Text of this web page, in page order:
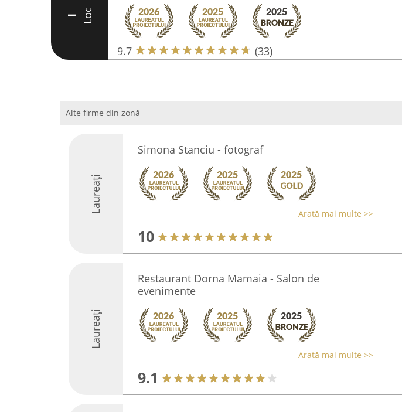
I Loc
9.7 (33)
Alte firme din zonă
Laureați
Simona Stanciu - fotograf
Arată mai multe >>
10
Laureați
Restaurant Dorna Mamaia - Salon de
evenimente
Arată mai multe >>
9.1